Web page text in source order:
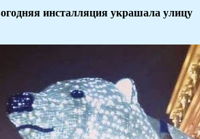
инсталляция украшала улицу